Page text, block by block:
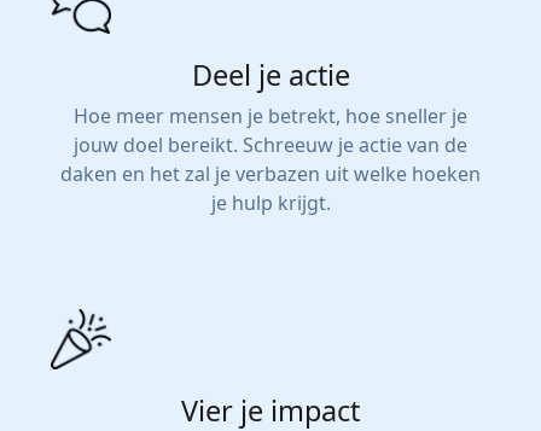
Deel je actie
Hoe meer mensen je betrekt, hoe sneller je
jouw doel bereikt. Schreeuw je actie van de
daken en het zal je verbazen uit welke hoeken
je hulp krijgt.
Vier je impact